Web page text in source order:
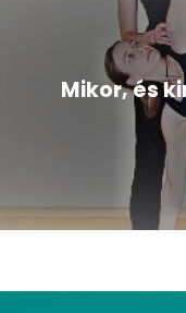
Mikor, és